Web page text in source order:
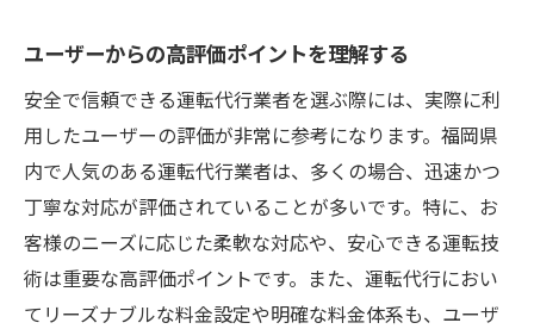
ユーザーからの高評価ポイントを理解する
安全で信頼できる運転代行業者を選ぶ際には、実際に利
用したユーザーの評価が非常に参考になります。福岡県
内で人気のある運転代行業者は、多くの場合、迅速かつ
丁寧な対応が評価されていることが多いです。特に、お
客様のニーズに応じた柔軟な対応や、安心できる運転技
術は重要な高評価ポイントです。また、運転代行におい
てリーズナブルな料金設定や明確な料金体系も、ユーザ